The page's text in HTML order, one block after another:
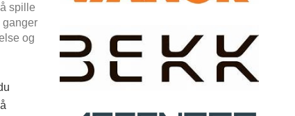
spille
ganger
og